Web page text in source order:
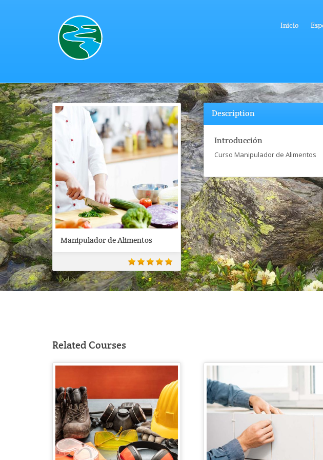
Inicio
Manipulador de Alimentos
Description
Introducción
Curso Manipulador de Alimentos
Related Courses